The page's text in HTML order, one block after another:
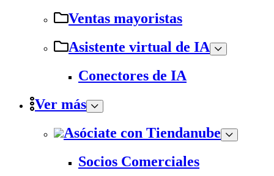
Ventas mayoristas
Asistente virtual de IA
Conectores de IA
Ver más
Asóciate con Tiendanube
Socios Comerciales